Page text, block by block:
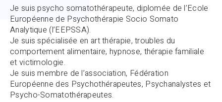
Je suis psycho somatothérapeute, diplomée de l’Ecole
Européenne de Psychothérapie Socio Somato
Analytique (l’EEPSSA).
Je suis spécialisée en art thérapie, troubles du
comportement alimentaire, hypnose, thérapie familiale
et victimologie.
Je suis membre de l’association, Fédération
Européenne des Psychothérapeutes, Psychanalystes et
Psycho-Somatothérapeutes.